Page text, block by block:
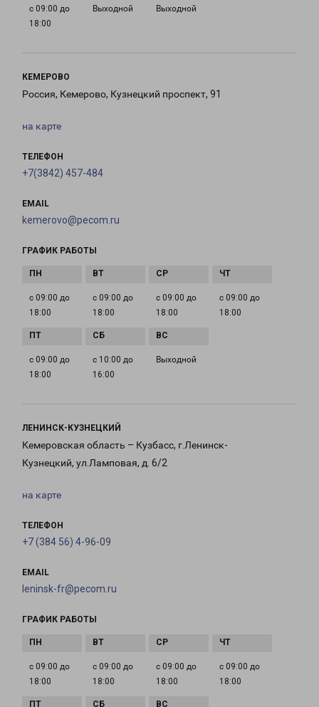
с 09:00 до
18:00
Выходной Выходной
КЕМЕРОВО
Россия, Кемерово, Кузнецкий проспект, 91
на карте
ТЕЛЕФОН
+7(3842) 457-484
EMAIL
kemerovo@pecom.ru
ГРАФИК РАБОТЫ
с 09:00 до
18:00
с 09:00 до
18:00
с 09:00 до
18:00
с 09:00 до
18:00
с 09:00 до
18:00
с 10:00 до
16:00
Выходной
ЛЕНИНСК-КУЗНЕЦКИЙ
Кемеровская область – Кузбасс, г.Ленинск-
Кузнецкий, ул.Ламповая, д. 6/2
на карте
ТЕЛЕФОН
+7 (384 56) 4-96-09
EMAIL
leninsk-fr@pecom.ru
ГРАФИК РАБОТЫ
с 09:00 до
18:00
с 09:00 до
18:00
с 09:00 до
18:00
с 09:00 до
18:00